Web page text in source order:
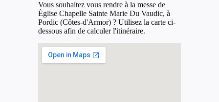
Vous souhaitez vous rendre à la messe de
Église Chapelle Sainte Marie Du Vaudic, à
Pordic (Côtes-d'Armor) ? Utilisez la carte ci-
dessous afin de calculer l'itinéraire.